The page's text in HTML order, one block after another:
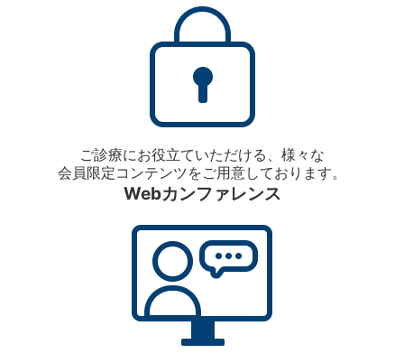
ご診療にお役立ていただける、様々な
会員限定コンテンツをご用意しております。
Webカンファレンス